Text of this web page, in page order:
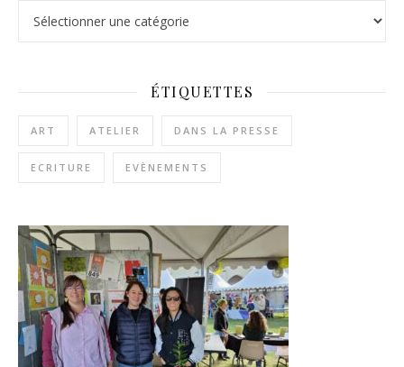
ÉTIQUETTES
ART ATELIER DANS LA PRESSE
ECRITURE EVÈNEMENTS